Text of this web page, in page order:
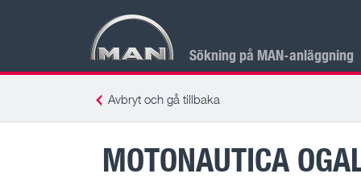
Sökning på MAN-anläggning
Avbryt och gå tillbaka
MOTONAUTICA